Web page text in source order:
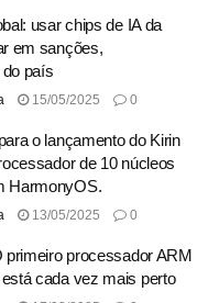
usar chips de IA da
em sanções,
país
15/05/2025 0
o lançamento do Kirin
de 10 núcleos
HarmonyOS.
13/05/2025 0
primeiro processador ARM
cada vez mais perto